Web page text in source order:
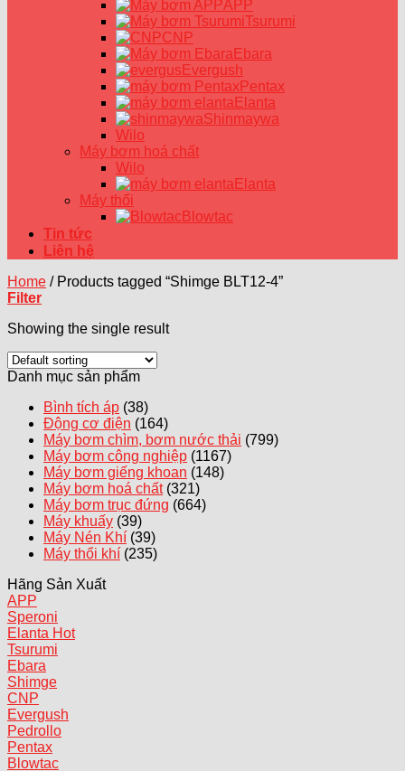
APP
Tsurumi
CNP
Ebara
Evergush
Pentax
Elanta
Shinmaywa
Wilo
Máy bơm hoá chất
Wilo
Elanta
Máy thổi
Blowtac
Tin tức
Liên hệ
Home /Products tagged “Shimge BLT12-4”
Filter
Showing the single result
Danh mục sản phẩm
Bình tích áp (38)
Động cơ điện (164)
Máy bơm chìm, bơm nước thải (799)
Máy bơm công nghiệp (1167)
Máy bơm giếng khoan (148)
Máy bơm hoá chất (321)
Máy bơm trục đứng (664)
Máy khuấy (39)
Máy Nén Khí (39)
Máy thổi khí (235)
Hãng Sản Xuất
APP
Speroni
Elanta
Tsurumi
Ebara
Shimge
CNP
Evergush
Pedrollo
Pentax
Blowtac